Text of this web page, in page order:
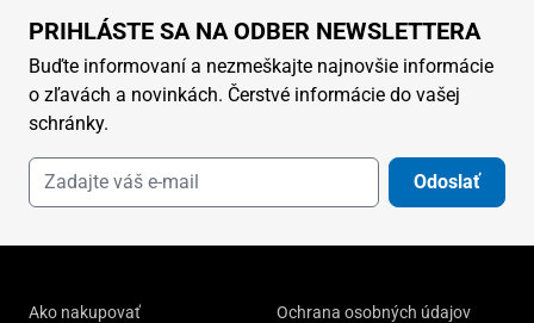
PRIHLÁSTE SA NA ODBER NEWSLETTERA
Buďte informovaní a nezmeškajte najnovšie informácie
o zľavách a novinkách. Čerstvé informácie do vašej
schránky.
Odoslať
Ako nakupovať
Ochrana osobných údajov